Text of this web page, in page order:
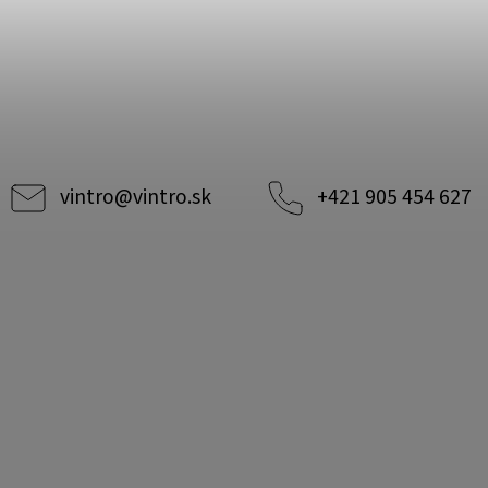
vintro@vintro.sk +421 905 454 627